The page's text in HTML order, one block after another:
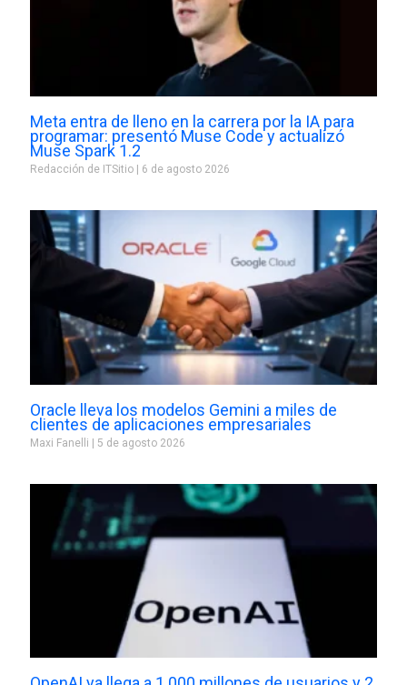
Meta entra de lleno en la carrera por la IA para
programar: presentó Muse Code y actualizó
Muse Spark 1.2
Redacción de ITSitio 6 de agosto 2026
Oracle lleva los modelos Gemini a miles de
clientes de aplicaciones empresariales
Maxi Fanelli 5 de agosto 2026